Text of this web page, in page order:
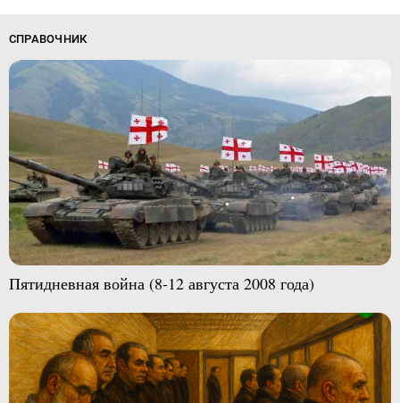
СПРАВОЧНИК
Пятидневная война (8-12 августа 2008 года)